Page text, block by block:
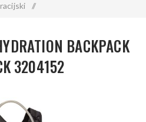
/
BACKPACK
3204152